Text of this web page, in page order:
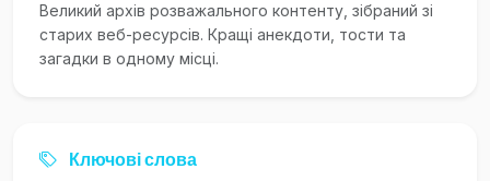
Великий архів розважального контенту, зібраний зі
старих веб-ресурсів. Кращі анекдоти, тости та
загадки в одному місці.
Ключові слова